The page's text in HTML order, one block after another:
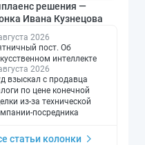
решения —
Ивана Кузнецова
2026
пост. Об
интеллекте
2026
взыскал с продавца
по цене конечной
из-за технической
посредника
статьи колонки